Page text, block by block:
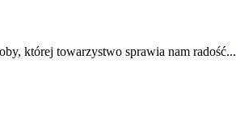
której towarzystwo sprawia nam radość...